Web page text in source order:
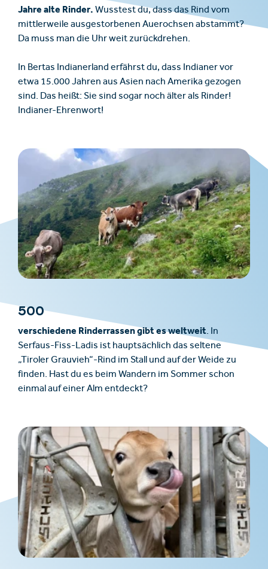
Jahre alte Rinder. Wusstest du, dass das Rind vom
mittlerweile ausgestorbenen Auerochsen abstammt?
Da muss man die Uhr weit zurückdrehen.
In Bertas Indianerland erfährst du, dass Indianer vor
etwa 15.000 Jahren aus Asien nach Amerika gezogen
sind. Das heißt: Sie sind sogar noch älter als Rinder!
Indianer-Ehrenwort!
500
verschiedene Rinderrassen gibt es weltweit. In
Serfaus-Fiss-Ladis ist hauptsächlich das seltene
„Tiroler Grauvieh“-Rind im Stall und auf der Weide zu
finden. Hast du es beim Wandern im Sommer schon
einmal auf einer Alm entdeckt?